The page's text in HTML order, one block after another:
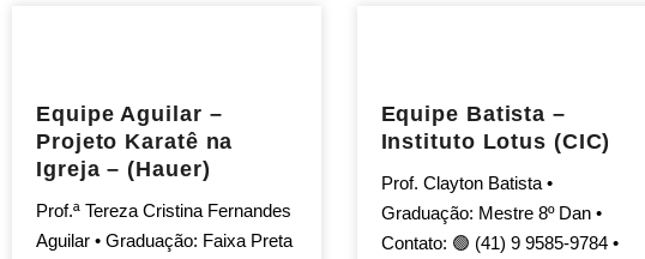
Equipe Aguilar –
Projeto Karatê na
Igreja – (Hauer)
Prof.ª Tereza Cristina Fernandes
Aguilar • Graduação: Faixa Preta
Equipe Batista –
Instituto Lotus (CIC)
Prof. Clayton Batista •
Graduação: Mestre 8º Dan •
Contato: 🟢 (41) 9 9585-9784 •